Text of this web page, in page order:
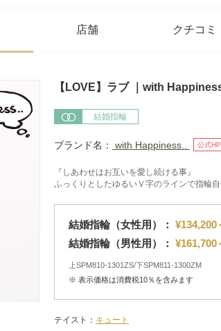
店舗 クチコミ
【LOVE】ラブ ｜with
結婚指輪
ブランド名： with Happiness.. 公式HP
『しあわせはお互いを愛し続ける事』
ふっくりとしたゆるいＶ字のラインで指輪
結婚指輪（女性用）： ¥134,200
結婚指輪（男性用）： ¥161,700
上SPM810-1301ZS/下SPM811-1300ZM
※ 表示価格は消費税10％を含みます
テイスト
キュート